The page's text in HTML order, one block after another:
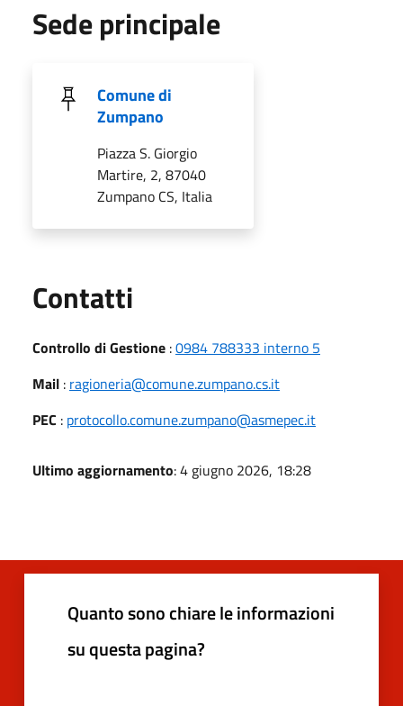
Sede principale
Comune di
Zumpano
Piazza S. Giorgio
Martire, 2, 87040
Zumpano CS, Italia
Contatti
Controllo di Gestione :0984 788333 interno 5
Mail : ragioneria@comune.zumpano.cs.it
PEC : protocollo.comune.zumpano@asmepec.it
Ultimo aggiornamento: 4 giugno 2026, 18:28
Quanto sono chiare le informazioni
su questa pagina?